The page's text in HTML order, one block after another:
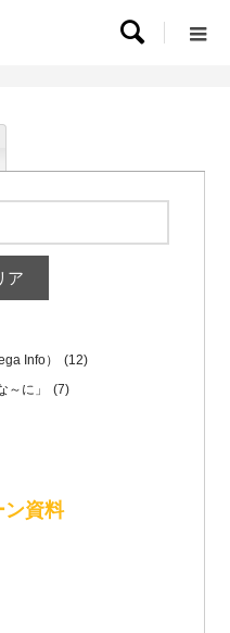

Info）
(12)
に」
(7)
ン資料